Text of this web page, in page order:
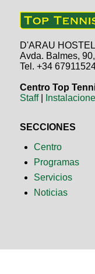
D'ARAU
Avda. Balmes,
Tel. +34
Centro Top
Staff|
SECCIONES
Centro
Programas
Servicios
Noticias